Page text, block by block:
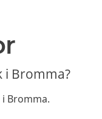
i Bromma?
Bromma.